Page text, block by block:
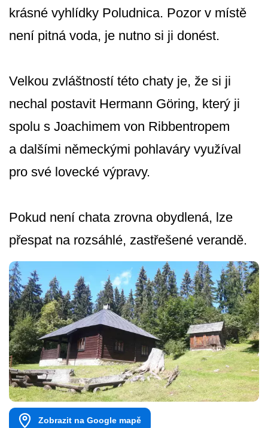
krásné vyhlídky Poludnica. Pozor v místě
není pitná voda, je nutno si ji donést.
Velkou zvláštností této chaty je, že si ji
nechal postavit Hermann Göring, který ji
spolu s Joachimem von Ribbentropem
a dalšími německými pohlaváry využíval
pro své lovecké výpravy.
Pokud není chata zrovna obydlená, lze
přespat na rozsáhlé, zastřešené verandě.
Zobrazit na Google mapě